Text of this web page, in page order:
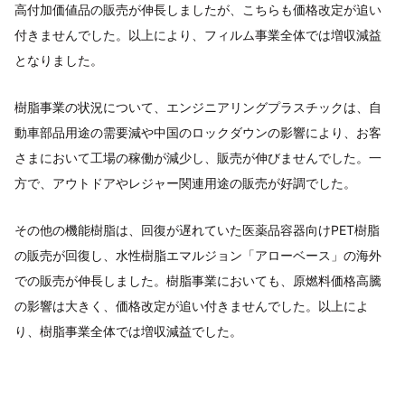
高付加価値品の販売が伸長しましたが、こちらも価格改定が追い
付きませんでした。以上により、フィルム事業全体では増収減益
となりました。
樹脂事業の状況について、エンジニアリングプラスチックは、自
動車部品用途の需要減や中国のロックダウンの影響により、お客
さまにおいて工場の稼働が減少し、販売が伸びませんでした。一
方で、アウトドアやレジャー関連用途の販売が好調でした。
その他の機能樹脂は、回復が遅れていた医薬品容器向けPET樹脂
の販売が回復し、水性樹脂エマルジョン「アローベース」の海外
での販売が伸長しました。樹脂事業においても、原燃料価格高騰
の影響は大きく、価格改定が追い付きませんでした。以上によ
り、樹脂事業全体では増収減益でした。